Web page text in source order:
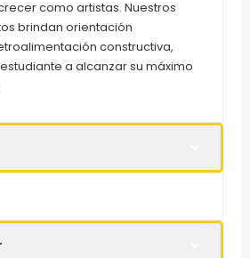
como artistas. Nuestros
brindan orientación
constructiva,
a alcanzar su máximo